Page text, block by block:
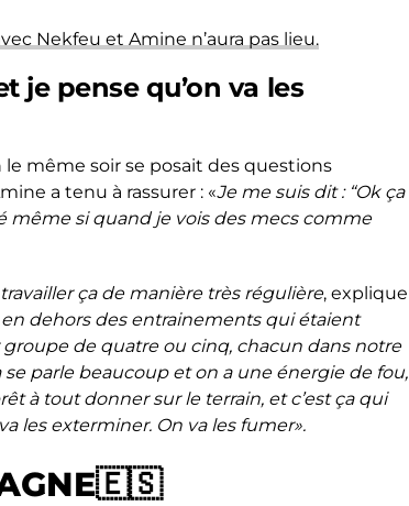
Nekfeu et Amine n’aura pas lieu.
je pense qu’on va les
même soir se posait des questions
a tenu à rassurer : «Je me suis dit : “Ok ça
même si quand je vois des mecs comme
ça de manière très régulière, explique
dehors des entrainements qui étaient
de quatre ou cinq, chacun dans notre
parle beaucoup et on a une énergie de fou,
à tout donner sur le terrain, et c’est ça qui
les exterminer. On va les fumer».